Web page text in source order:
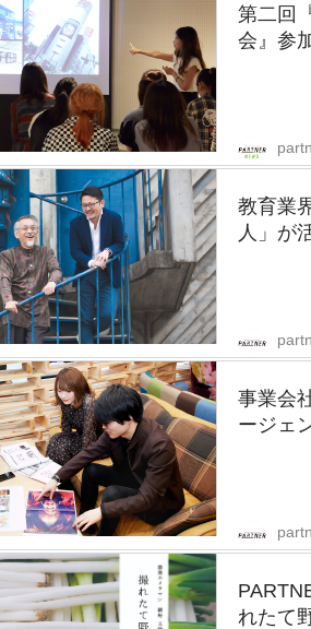
第二回
会』参
教育業
人」が
事業会
ージェ
れたて